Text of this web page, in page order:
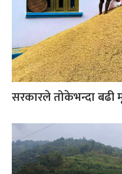
सरकारले तोकेभन्दा बढी